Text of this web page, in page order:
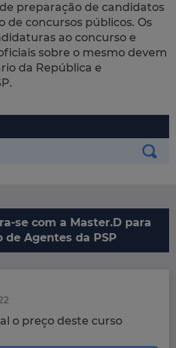
preparação de candidatos
de concursos públicos. Os
ao concurso e
sobre o mesmo devem
da República e
se com a Master.D para
Agentes da PSP
o preço deste curso